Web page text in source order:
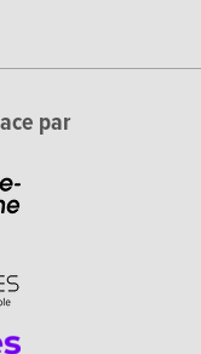
par